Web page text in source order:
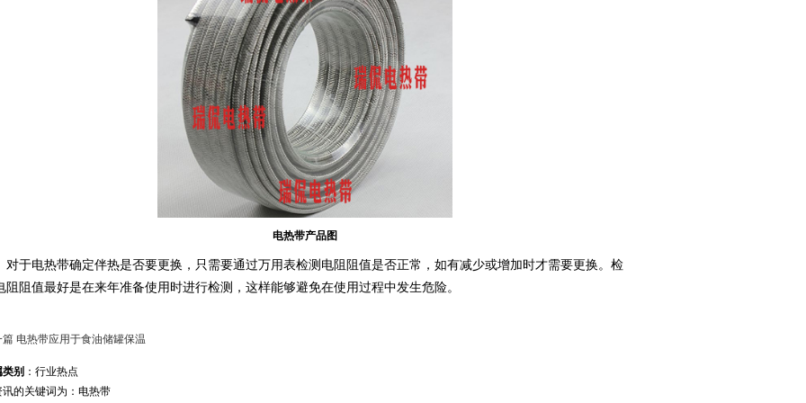
电热带产品图
电热带确定伴热是否要更换，只需要通过万用表检测电阻阻值是否正常，如有减少或增加时才需要更换。检
阻阻值最好是在来年准备使用时进行检测，这样能够避免在使用过程中发生危险。
篇 电热带应用于食油储罐保温
类别 ：行业热点
讯的关键词为：电热带